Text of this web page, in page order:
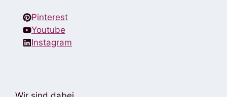
Pinterest
Youtube
Instagram